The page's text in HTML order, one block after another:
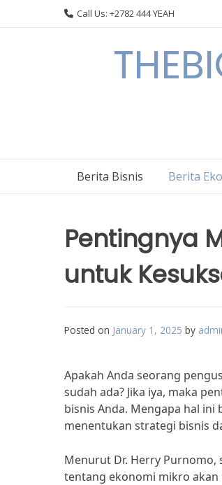
Call Us: +2782 444 YEAH
Berita Bisnis Berita
Pentingnya
untuk
Posted on January 1, 2025 by
Apakah Anda seorang
sudah ada? Jika iya, maka
bisnis Anda. Mengapa hal
menentukan strategi bisnis
Menurut Dr. Herry Purnomo,
tentang ekonomi mikro